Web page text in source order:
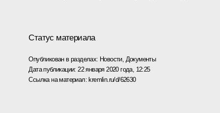
Статус материала
Опубликован в разделах: Новости, Документы
Дата публикации: 22 января 2020 года, 12:25
Ссылка на материал: kremlin.ru/d/62630